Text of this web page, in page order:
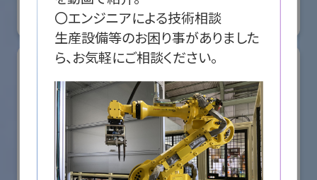
〇エンジニアによる技術相談
生産設備等のお困り事がありました
ら、お気軽にご相談ください。
リアル会場小間番号 : E5-08